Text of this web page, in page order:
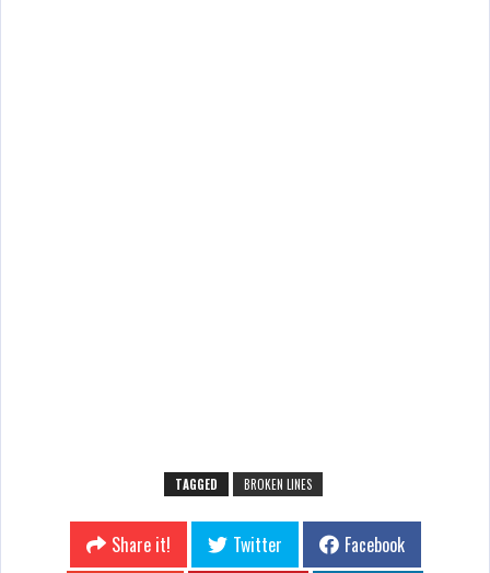
TAGGED BROKEN LINES
Share it! Twitter Facebook